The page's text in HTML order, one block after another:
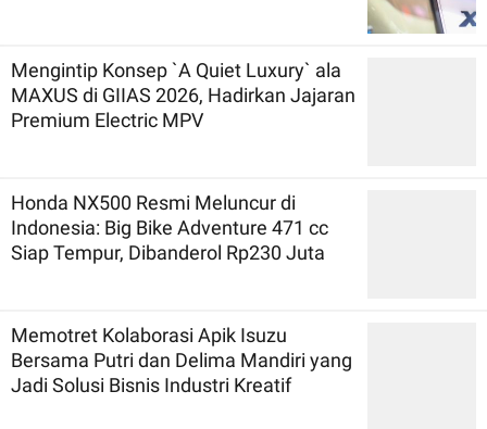
Mengintip Konsep `A Quiet Luxury` ala
MAXUS di GIIAS 2026, Hadirkan Jajaran
Premium Electric MPV
Honda NX500 Resmi Meluncur di
Indonesia: Big Bike Adventure 471 cc
Siap Tempur, Dibanderol Rp230 Juta
Memotret Kolaborasi Apik Isuzu
Bersama Putri dan Delima Mandiri yang
Jadi Solusi Bisnis Industri Kreatif